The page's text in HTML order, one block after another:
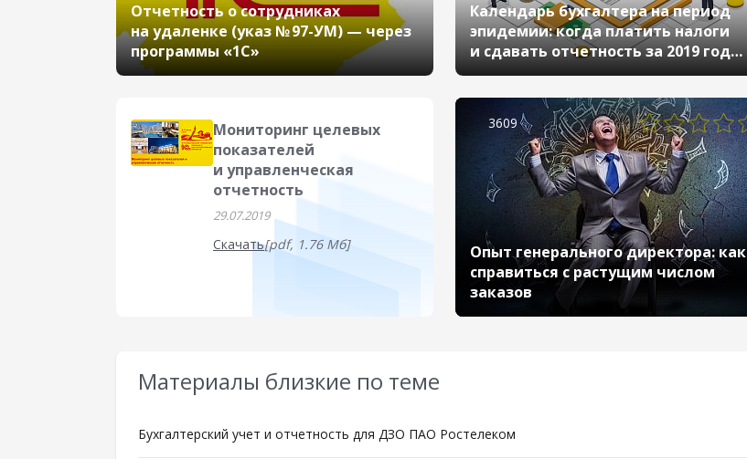
Отчетность о сотрудниках
на удаленке (указ № 97-УМ) — через
программы «1С»
Календарь бухгалтера на период
эпидемии: когда платить налоги
и сдавать отчетность за 2019 год
и I квартал 2020 года
Мониторинг целевых
показателей
и управленческая
отчетность
29.07.2019
Скачать[pdf, 1.76 Мб]
3609
Опыт генерального директора: как
справиться с растущим числом
заказов
Материалы близкие по теме
Бухгалтерский учет и отчетность для ДЗО ПАО Ростелеком